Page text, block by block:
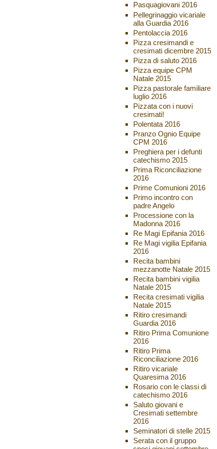
Pasquagiovani 2016
Pellegrinaggio vicariale
alla Guardia 2016
Pentolaccia 2016
Pizza cresimandi e
cresimati dicembre 2015
Pizza di saluto 2016
Pizza equipe CPM
Natale 2015
Pizza pastorale familiare
luglio 2016
Pizzata con i nuovi
cresimati!
Polentata 2016
Pranzo Ognio Equipe
CPM 2016
Preghiera per i defunti
catechismo 2015
Prima Riconciliazione
2016
Prime Comunioni 2016
Primo incontro con
padre Angelo
Processione con la
Madonna 2016
Re Magi Epifania 2016
Re Magi vigilia Epifania
2016
Recita bambini
mezzanotte Natale 2015
Recita bambini vigilia
Natale 2015
Recita cresimati vigilia
Natale 2015
Ritiro cresimandi
Guardia 2016
Ritiro Prima Comunione
2016
Ritiro Prima
Riconciliazione 2016
Ritiro vicariale
Quaresima 2016
Rosario con le classi di
catechismo 2016
Saluto giovani e
Cresimati settembre
2016
Seminatori di stelle 2015
Serata con il gruppo